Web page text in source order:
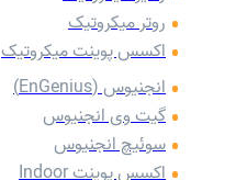
روتر میکروتیک
اکسس پوینت میکروتیک
انجنیوس (EnGenius)
گیت وی انجنیوس
سوئیچ انجنیوس
اکسس پوینت Indoor